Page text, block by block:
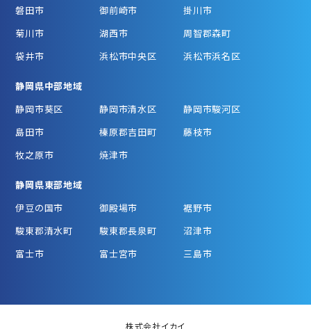
磐田市
御前崎市
掛川市
菊川市
湖西市
周智郡森町
袋井市
浜松市中央区 浜松市浜名区
静岡県中部地域
静岡市葵区
静岡市清水区
静岡市駿河区
島田市
榛原郡吉田町
藤枝市
牧之原市
焼津市
静岡県東部地域
伊豆の国市
御殿場市
裾野市
駿東郡清水町
駿東郡長泉町
沼津市
富士市
富士宮市 三島市
株式会社イカイ